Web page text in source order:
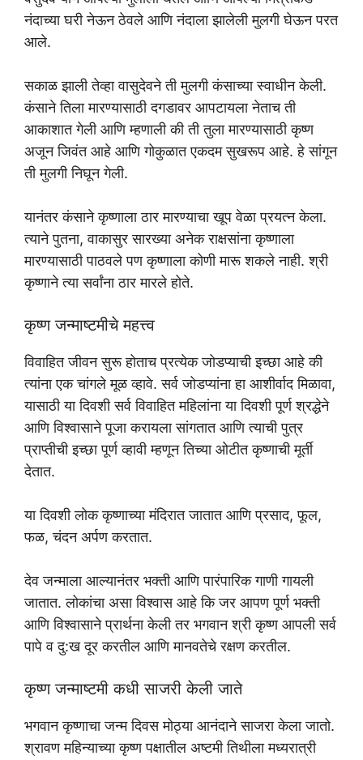
नंदाच्या घरी नेऊन ठेवले आणि नंदाला झालेली मुलगी घेऊन परत
आले.
सकाळ झाली तेव्हा वासुदेवने ती मुलगी कंसाच्या स्वाधीन केली.
कंसाने तिला मारण्यासाठी दगडावर आपटायला नेताच ती
आकाशात गेली आणि म्हणाली की ती तुला मारण्यासाठी कृष्ण
अजून जिवंत आहे आणि गोकुळात एकदम सुखरूप आहे. हे सांगून
ती मुलगी निघून गेली.
यानंतर कंसाने कृष्णाला ठार मारण्याचा खूप वेळा प्रयत्न केला.
त्याने पुतना, वाकासुर सारख्या अनेक राक्षसांना कृष्णाला
मारण्यासाठी पाठवले पण कृष्णाला कोणी मारू शकले नाही. श्री
कृष्णाने त्या सर्वांना ठार मारले होते.
कृष्ण जन्माष्टमीचे महत्त्व
विवाहित जीवन सुरू होताच प्रत्येक जोडप्याची इच्छा आहे की
त्यांना एक चांगले मूळ व्हावे. सर्व जोडप्यांना हा आशीर्वाद मिळावा,
यासाठी या दिवशी सर्व विवाहित महिलांना या दिवशी पूर्ण श्रद्धेने
आणि विश्वासाने पूजा करायला सांगतात आणि त्याची पुत्र
प्राप्तीची इच्छा पूर्ण व्हावी म्हणून तिच्या ओटीत कृष्णाची मूर्ती
देतात.
या दिवशी लोक कृष्णाच्या मंदिरात जातात आणि प्रसाद, फूल,
फळ, चंदन अर्पण करतात.
देव जन्माला आल्यानंतर भक्ती आणि पारंपारिक गाणी गायली
जातात. लोकांचा असा विश्वास आहे कि जर आपण पूर्ण भक्ती
आणि विश्वासाने प्रार्थना केली तर भगवान श्री कृष्ण आपली सर्व
पापे व दु:ख दूर करतील आणि मानवतेचे रक्षण करतील.
कृष्ण जन्माष्टमी कधी साजरी केली जाते
भगवान कृष्णाचा जन्म दिवस मोठ्या आनंदाने साजरा केला जातो.
श्रावण महिन्याच्या कृष्ण पक्षातील अष्टमी तिथीला मध्यरात्री